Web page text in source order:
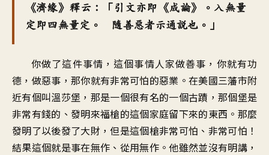
《濟緣》釋云：「引文亦即《成論》。入無量
定即四無量定。 隨善惡者示通說也。」
你做了這件事情，這個事情人家做善事，你就有功
德，做惡事，那你就有非常可怕的惡業。在美國三藩市附
近有個叫溫莎堡，那是一個很有名的一個古蹟，那個堡是
非常有錢的、發明來福槍的這個家庭留下來的東西。那麼
發明了以後發了大財，但是這個槍非常可怕、非常可怕！
結果這個就是事在無作、從用無作。他雖然並沒有明講，